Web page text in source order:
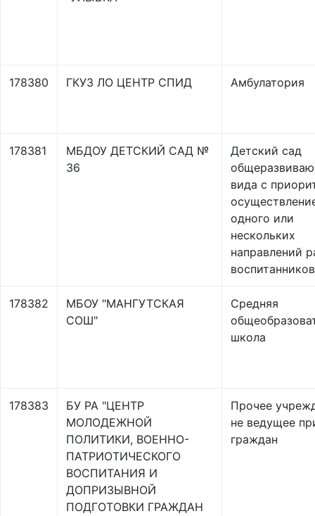
178380 ГКУЗ ЛО ЦЕНТР СПИД Амбулатория
178381
МБДОУ ДЕТСКИЙ САД №
36
Детский сад
вида с
одного или
нескольких
направлений
воспитанников
178382
МБОУ "МАНГУТСКАЯ
СОШ"
Средняя
школа
178383
БУ РА "ЦЕНТР
МОЛОДЕЖНОЙ
ПОЛИТИКИ, ВОЕННО-
ПАТРИОТИЧЕСКОГО
ВОСПИТАНИЯ И
ДОПРИЗЫВНОЙ
ПОДГОТОВКИ ГРАЖДАН
Прочее
не ведущее
граждан